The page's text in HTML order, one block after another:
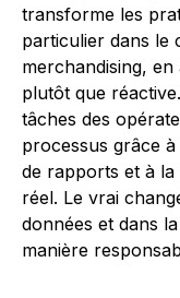
transforme les
particulier dans le
merchandising,
plutôt que
tâches des
processus grâce à
de rapports et à la
réel. Le vrai
données et dans
manière